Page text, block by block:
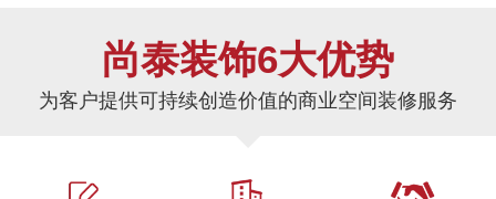
尚泰装饰6大优势
为客户提供可持续创造价值的商业空间装修服务